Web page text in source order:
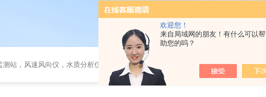
欢迎您！
来自局域网的朋友！有什么可以帮
助您的吗？
站，风速风向仪，水质分析仪，气体分析报警器，